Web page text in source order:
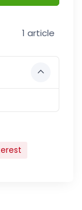
1 article